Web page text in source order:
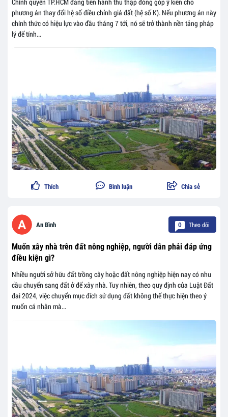
phương án thay đổi hệ số điều chỉnh giá đất (hệ số K). Nếu phương án này
chính thức có hiệu lực vào đầu tháng 7 tới, nó sẽ trở thành nền tảng pháp
lý để tính...
Thích Bình luận Chia sẻ
An Bình 0 Theo dõi
Muốn xây nhà trên đất nông nghiệp, người dân phải đáp ứng
điều kiện gì?
Nhiều người sở hữu đất trồng cây hoặc đất nông nghiệp hiện nay có nhu
cầu chuyển sang đất ở để xây nhà. Tuy nhiên, theo quy định của Luật Đất
đai 2024, việc chuyển mục đích sử dụng đất không thể thực hiện theo ý
muốn cá nhân mà...